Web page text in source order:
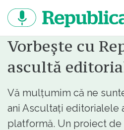
continut
Vorbește cu
ascultă
Vă mulțumim că ne
ani Ascultați editorialele
platformă. Un proiect de